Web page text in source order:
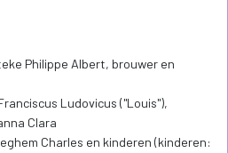
Philippe Albert, brouwer en
Ludovicus ("Louis"),
Clara
Charles en kinderen (kinderen: